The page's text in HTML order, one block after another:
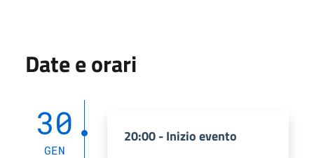
Date e orari
30
GEN
20:00 - Inizio evento